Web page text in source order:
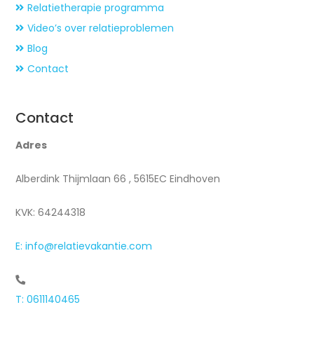
Relatietherapie programma
Video’s over relatieproblemen
Blog
Contact
Contact
Adres
Alberdink Thijmlaan 66 , 5615EC Eindhoven
KVK: 64244318
E: info@relatievakantie.com
T: 0611140465